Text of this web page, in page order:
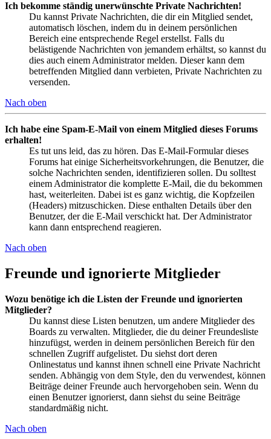
Ich bekomme ständig unerwünschte Private Nachrichten!
Du kannst Private Nachrichten, die dir ein Mitglied sendet,
automatisch löschen, indem du in deinem persönlichen
Bereich eine entsprechende Regel erstellst. Falls du
belästigende Nachrichten von jemandem erhältst, so kannst du
dies auch einem Administrator melden. Dieser kann dem
betreffenden Mitglied dann verbieten, Private Nachrichten zu
versenden.
Nach oben
Ich habe eine Spam-E-Mail von einem Mitglied dieses Forums
erhalten!
Es tut uns leid, das zu hören. Das E-Mail-Formular dieses
Forums hat einige Sicherheitsvorkehrungen, die Benutzer, die
solche Nachrichten senden, identifizieren sollen. Du solltest
einem Administrator die komplette E-Mail, die du bekommen
hast, weiterleiten. Dabei ist es ganz wichtig, die Kopfzeilen
(Headers) mitzuschicken. Diese enthalten Details über den
Benutzer, der die E-Mail verschickt hat. Der Administrator
kann dann entsprechend reagieren.
Nach oben
Freunde und ignorierte Mitglieder
Wozu benötige ich die Listen der Freunde und ignorierten
Mitglieder?
Du kannst diese Listen benutzen, um andere Mitglieder des
Boards zu verwalten. Mitglieder, die du deiner Freundesliste
hinzufügst, werden in deinem persönlichen Bereich für den
schnellen Zugriff aufgelistet. Du siehst dort deren
Onlinestatus und kannst ihnen schnell eine Private Nachricht
senden. Abhängig von dem Style, den du verwendest, können
Beiträge deiner Freunde auch hervorgehoben sein. Wenn du
einen Benutzer ignorierst, dann siehst du seine Beiträge
standardmäßig nicht.
Nach oben